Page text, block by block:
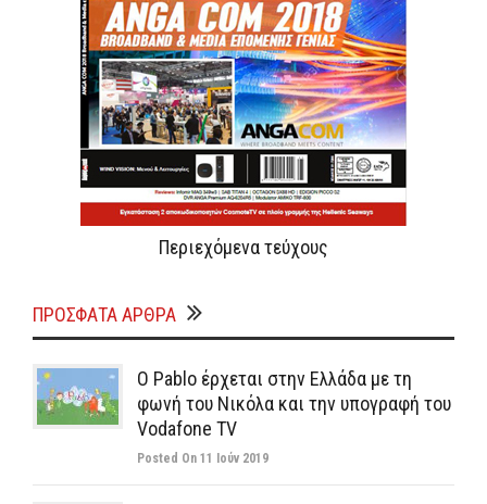
Περιεχόμενα τεύχους
ΠΡΌΣΦΑΤΑ ΆΡΘΡΑ
Ο Pablo έρχεται στην Ελλάδα με τη
φωνή του Νικόλα και την υπογραφή του
Vodafone TV
Posted On 11 Ιούν 2019